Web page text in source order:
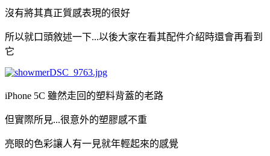
沒有將其真正質感表現的很好
所以就口頭敘述一下...以後大家在看其配件介紹時還會再看到
它
iPhone 5C 雖然走回的塑料背蓋的老路
但實際所見...很意外的塑膠感不重
亮眼的色彩讓人有一見就年輕起來的感覺